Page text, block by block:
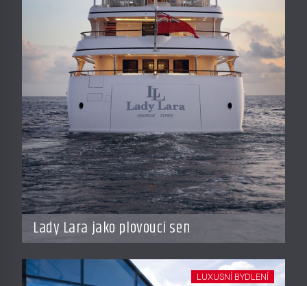
Lady Lara jako plovoucí sen
LUXUSNÍ BYDLENÍ